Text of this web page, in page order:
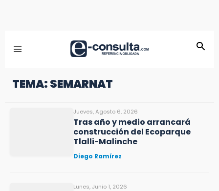
TEMA: SEMARNAT
Jueves, Agosto 6, 2026
Tras año y medio arrancará
construcción del Ecoparque
Tlalli-Malinche
Diego Ramírez
Lunes, Junio 1, 2026